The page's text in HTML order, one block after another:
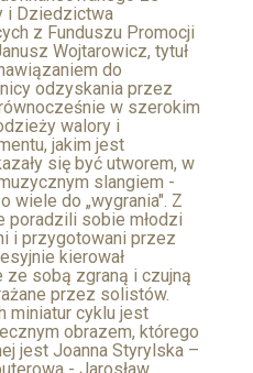
i Dziedzictwa
z Funduszu Promocji
Wojtarowicz, tytuł
do
odzyskania przez
w szerokim
walory i
jakim jest
się być utworem, w
slangiem -
wiele do „wygrania". Z
poradzili sobie młodzi
i przygotowani przez
kierował
sobą zgraną i czujną
przez solistów.
miniatur cyklu jest
obrazem, którego
jest Joanna Styrylska –